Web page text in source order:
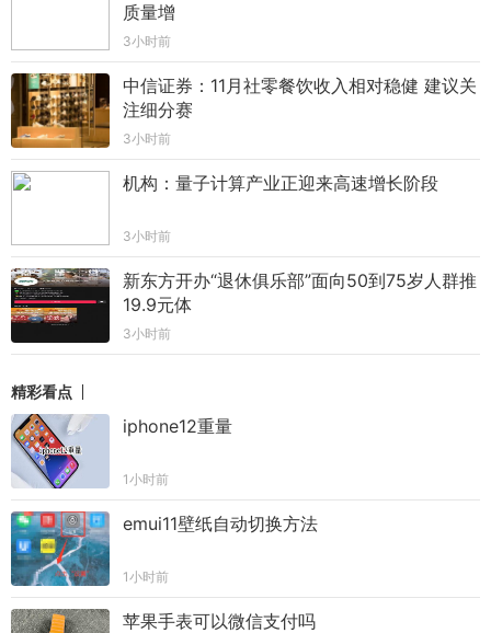
质量增
3小时前
中信证券：11月社零餐饮收入相对稳健 建议关
注细分赛
3小时前
机构：量子计算产业正迎来高速增长阶段
3小时前
新东方开办“退休俱乐部”面向50到75岁人群推
19.9元体
3小时前
精彩看点
iphone12重量
1小时前
emui11壁纸自动切换方法
1小时前
苹果手表可以微信支付吗